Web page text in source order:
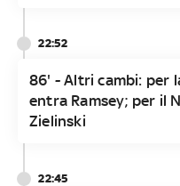
22:52
86' - Altri cambi: per
entra Ramsey; per il
Zielinski
22:45